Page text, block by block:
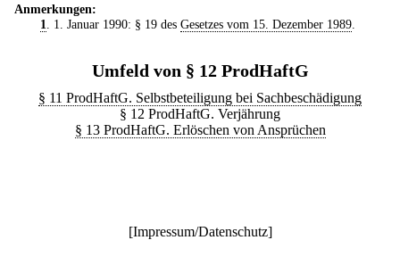
Anmerkungen:
1
. 1. Januar 1990: § 19 des Gesetzes vom 15. Dezember 1989.
Umfeld von § 12 ProdHaftG
§ 11 ProdHaftG. Selbstbeteiligung bei Sachbeschädigung
§ 12 ProdHaftG. Verjährung
§ 13 ProdHaftG. Erlöschen von Ansprüchen
[Impressum/Datenschutz]